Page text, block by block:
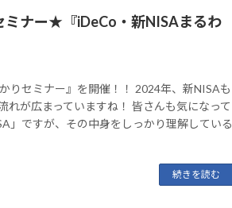
ナー★『iDeCo・新NISAまるわ
りセミナー』を開催！！ 2024年、新NISAも
れが広まっていますね！ 皆さんも気になって
」ですが、その中身をしっかり理解している
続きを読む